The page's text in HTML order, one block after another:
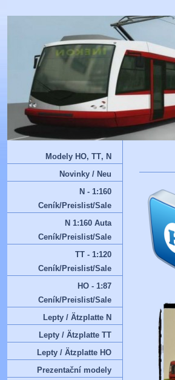
Modely HO‚ TT‚ N
Novinky / Neu
N - 1:160
Ceník/Preislist/Sale
N 1:160 Auta
Ceník/Preislist/Sale
TT - 1:120
Ceník/Preislist/Sale
HO - 1:87
Ceník/Preislist/Sale
Lepty / Ätzplatte N
Lepty / Ätzplatte TT
Lepty / Ätzplatte HO
Prezentační modely